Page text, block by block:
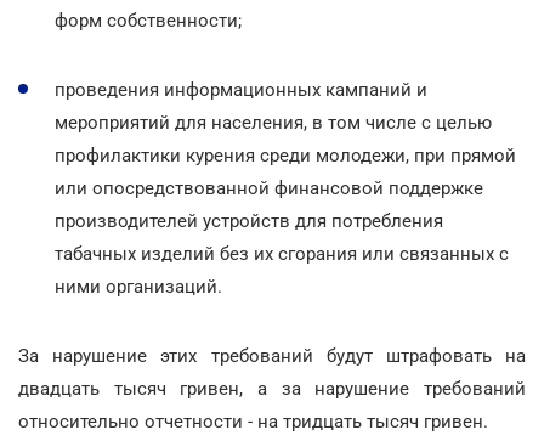
форм собственности;
проведения информационных кампаний и
мероприятий для населения, в том числе с целью
профилактики курения среди молодежи, при прямой
или опосредствованной финансовой поддержке
производителей устройств для потребления
табачных изделий без их сгорания или связанных с
ними организаций.
За нарушение этих требований будут штрафовать на
двадцать тысяч гривен, а за нарушение требований
относительно отчетности - на тридцать тысяч гривен.